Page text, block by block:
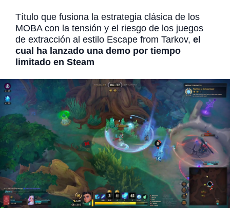
Título que fusiona la estrategia clásica de los
MOBA con la tensión y el riesgo de los juegos
de extracción al estilo Escape from Tarkov, el
cual ha lanzado una demo por tiempo
limitado en Steam